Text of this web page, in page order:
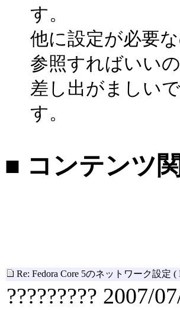
す。
他に設定が必要
参照すればいい
差し出がましい
す。
■ コンテンツ
Re: Fedora Core 5のネットワーク設定 (
????????? 2007/